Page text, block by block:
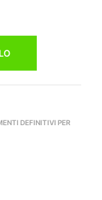
DEFINITIVI PER